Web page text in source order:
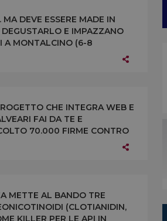
DEVE ESSERE MADE IN
E IMPAZZANO
A MONTALCINO (6-8
CHE INTEGRA WEB E
FAI DA TE E
70.000 FIRME CONTRO
METTE AL BANDO TRE
(CLOTIANIDIN,
KILLER PER LE API IN